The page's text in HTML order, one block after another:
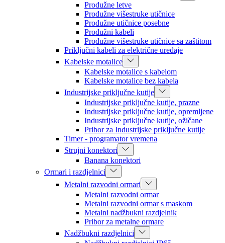
Produžne letve
Produžne višestruke utičnice
Produžne utičnice posebne
Produžni kabeli
Produžne višestruke utičnice sa zaštitom
Priključni kabeli za električne uređaje
Kabelske motalice
Kabelske motalice s kabelom
Kabelske motalice bez kabela
Industrijske priključne kutije
Industrijske priključne kutije, prazne
Industrijske priključne kutije, opremljene
Industrijske priključne kutije, ožičane
Pribor za Industrijske priključne kutije
Timer - programator vremena
Strujni konektori
Banana konektori
Ormari i razdjelnici
Metalni razvodni ormari
Metalni razvodni ormar
Metalni razvodni ormar s maskom
Metalni nadžbukni razdjelnik
Pribor za metalne ormare
Nadžbukni razdjelnici